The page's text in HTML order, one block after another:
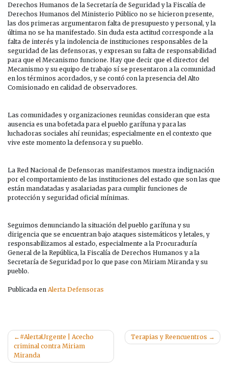
Derechos Humanos de la Secretaría de Seguridad y la Fiscalía de
Derechos Humanos del Ministerio Público no se hicieron presente,
las dos primeras argumentaron falta de presupuesto y personal, y la
última no se ha manifestado. Sin duda esta actitud corresponde a la
falta de interés y la indolencia de instituciones responsables de la
seguridad de las defensoras, y expresan su falta de responsabilidad
para que el Mecanismo funcione. Hay que decir que el director del
Mecanismo y su equipo de trabajo sí se presentaron a la comunidad
en los términos acordados, y se contó con la presencia del Alto
Comisionado en calidad de observadores.
Las comunidades y organizaciones reunidas consideran que esta
ausencia es una bofetada para el pueblo garífuna y para las
luchadoras sociales ahí reunidas; especialmente en el contexto que
vive este momento la defensora y su pueblo.
La Red Nacional de Defensoras manifestamos nuestra indignación
por el comportamiento de las instituciones del estado que son las que
están mandatadas y asalariadas para cumplir funciones de
protección y seguridad oficial mínimas.
Seguimos denunciando la situación del pueblo garífuna y su
dirigencia que se encuentran bajo ataques sistemáticos y letales, y
responsabilizamos al estado, especialmente a la Procuraduría
General de la República, la Fiscalía de Derechos Humanos y a la
Secretaría de Seguridad por lo que pase con Miriam Miranda y su
pueblo.
Publicada en Alerta Defensoras
Navegación
de
entradas
#AlertaUrgente | Acecho
criminal contra Miriam
Miranda
Terapias y Reencuentros